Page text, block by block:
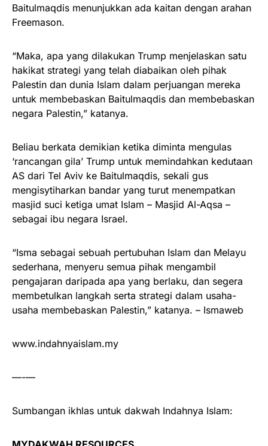
Baitulmaqdis menunjukkan ada kaitan dengan arahan
Freemason.
“Maka, apa yang dilakukan Trump menjelaskan satu
hakikat strategi yang telah diabaikan oleh pihak
Palestin dan dunia Islam dalam perjuangan mereka
untuk membebaskan Baitulmaqdis dan membebaskan
negara Palestin,” katanya.
Beliau berkata demikian ketika diminta mengulas
‘rancangan gila’ Trump untuk memindahkan kedutaan
AS dari Tel Aviv ke Baitulmaqdis, sekali gus
mengisytiharkan bandar yang turut menempatkan
masjid suci ketiga umat Islam – Masjid Al-Aqsa –
sebagai ibu negara Israel.
“Isma sebagai sebuah pertubuhan Islam dan Melayu
sederhana, menyeru semua pihak mengambil
pengajaran daripada apa yang berlaku, dan segera
membetulkan langkah serta strategi dalam usaha-
usaha membebaskan Palestin,” katanya. – Ismaweb
www.indahnyaislam.my
—-—
Sumbangan ikhlas untuk dakwah Indahnya Islam: